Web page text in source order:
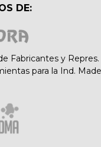
DE:
Fabricantes y
para la Ind.